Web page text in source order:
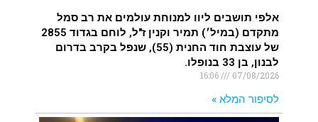
אלפי תושבים ליוו למנוחת עולמים את רב סמל
מתקדם (במיל׳) תמיר וקנין ז"ל, לוחם בגדוד 2855
של עוצבת חוד החנית (55), שנפל בקרב בדרום
לבנון, בן 33 בנופלו.
07/08/2026
לסיפור המלא »